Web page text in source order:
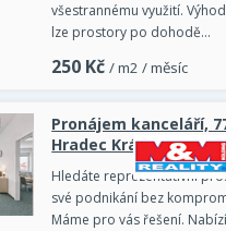
všestrannému využití.
lze prostory po dohodě…
250 Kč / m2 / měsíc
Pronájem kanceláří,
Hradec Králové, ul.
Hledáte reprezentativní
své podnikání bez
Máme pro vás řešení.